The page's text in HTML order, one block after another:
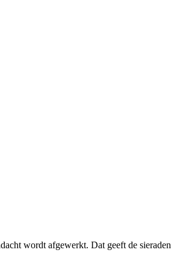
wordt afgewerkt. Dat geeft de